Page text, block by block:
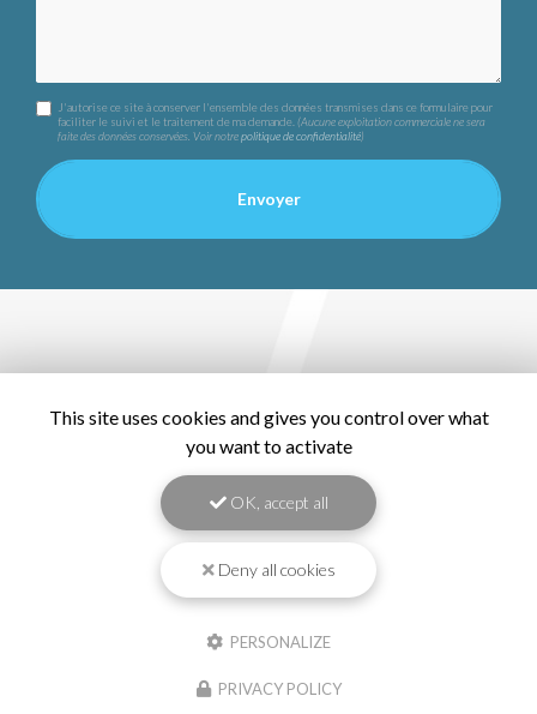
J'autorise ce site à conserver l'ensemble des données transmises dans ce formulaire pour
faciliter le suivi et le traitement de ma demande.(Aucune exploitation commerciale ne sera
faite des données conservées. Voir notrepolitique de confidentialité)
This site uses cookies and gives you control over what
you want to activate
OK, accept all
Deny all cookies
PERSONALIZE
PRIVACY POLICY